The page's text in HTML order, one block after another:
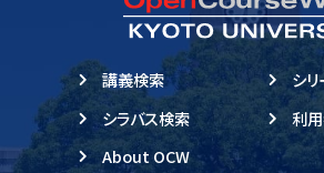
講義検索
シラバス検索
About OCW
シ
利